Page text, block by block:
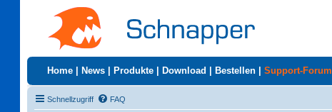
Home News Produkte Download Bestellen Support-Forum
Schnellzugriff FAQ